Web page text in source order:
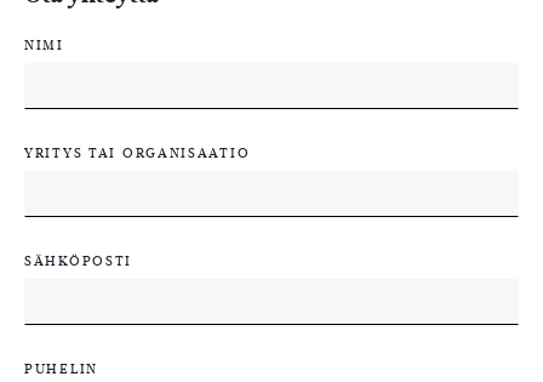
NIMI
YRITYS TAI ORGANISAATIO
SÄHKÖPOSTI
PUHELIN